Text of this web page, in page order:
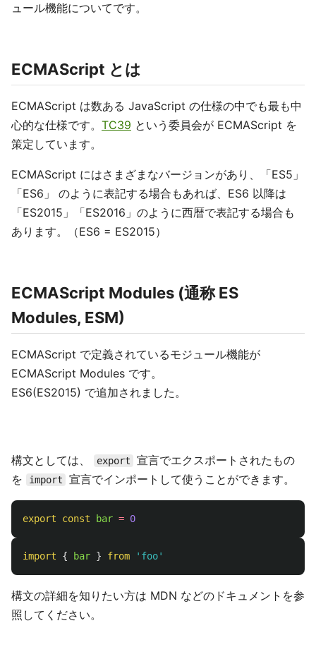
ュール機能についてです。
ECMAScript とは
ECMAScript は数ある JavaScript の仕様の中でも最も中
心的な仕様です。 TC39 という委員会が ECMAScript を
策定しています。
ECMAScript にはさまざまなバージョンがあり、「ES5」
「ES6」 のように表記する場合もあれば、ES6 以降は
「ES2015」「ES2016」のように西暦で表記する場合も
あります。（ES6 = ES2015）
ECMAScript Modules (通称 ES
Modules, ESM)
ECMAScript で定義されているモジュール機能が
ECMAScript Modules です。
ES6(ES2015) で追加されました。
構文としては、 export
宣言でエクスポートされたもの
を
import 宣言でインポートして使うことができます。
export const bar = 0
import { bar } from ' foo'
構文の詳細を知りたい方は MDN などのドキュメントを参
照してください。